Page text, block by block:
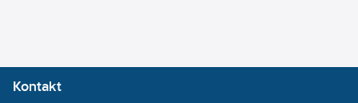
och silverfärg
Kontakt